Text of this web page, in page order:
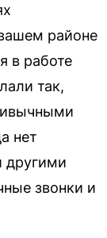
районе
в работе
так,
нет
другими
звонки и